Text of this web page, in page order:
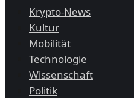
Krypto-News
Kultur
Mobilität
Technologie
Wissenschaft
Politik